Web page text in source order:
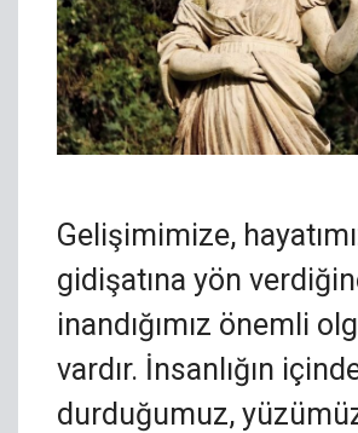
Gelişimimize,
gidişatına yön
inandığımız önemli
vardır. İnsanlığın
durduğumuz,